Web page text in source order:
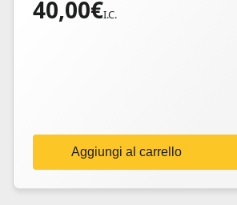
40,00€I.C.
Aggiungi al carrello